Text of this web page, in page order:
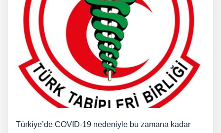
Türkiye’de COVID-19 nedeniyle bu zamana kadar